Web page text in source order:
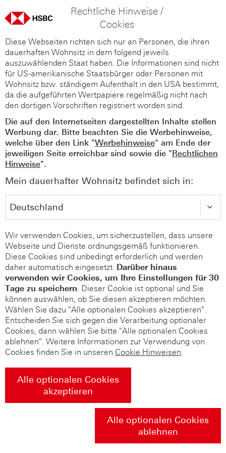
Rechtliche Hinweise /
Cookies
Diese Webseiten richten sich nur an Personen, die ihren
dauerhaften Wohnsitz in dem folgend jeweils
auszuwählenden Staat haben. Die Informationen sind nicht
für US-amerikanische Staatsbürger oder Personen mit
Wohnsitz bzw. ständigem Aufenthalt in den USA bestimmt,
da die aufgeführten Wertpapiere regelmäßig nicht nach
den dortigen Vorschriften registriert worden sind.
Die auf den Internetseiten dargestellten Inhalte stellen
Werbung dar. Bitte beachten Sie die Werbehinweise,
welche über den Link "Werbehinweise" am Ende der
jeweiligen Seite erreichbar sind sowie die "Rechtlichen
Hinweise".
Mein dauerhafter Wohnsitz befindet sich in:
Wir verwenden Cookies, um sicherzustellen, dass unsere
Webseite und Dienste ordnungsgemäß funktionieren.
Diese Cookies sind unbedingt erforderlich und werden
daher automatisch eingesetzt. Darüber hinaus
verwenden wir Cookies, um Ihre Einstellungen für 30
Tage zu speichern. Dieser Cookie ist optional und Sie
können auswählen, ob Sie diesen akzeptieren möchten.
Wählen Sie dazu "Alle optionalen Cookies akzeptieren".
Entscheiden Sie sich gegen die Verarbeitung optionaler
Cookies, dann wählen Sie bitte "Alle optionalen Cookies
ablehnen". Weitere Informationen zur Verwendung von
Cookies finden Sie in unseren Cookie Hinweisen.
Alle optionalen Cookies
akzeptieren
Alle optionalen Cookies
ablehnen